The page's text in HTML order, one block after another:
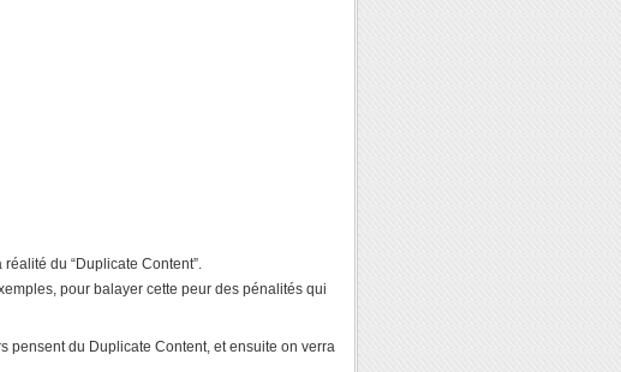
du “Duplicate Content”.
pour balayer cette peur des pénalités qui
pensent du Duplicate Content, et ensuite on verra